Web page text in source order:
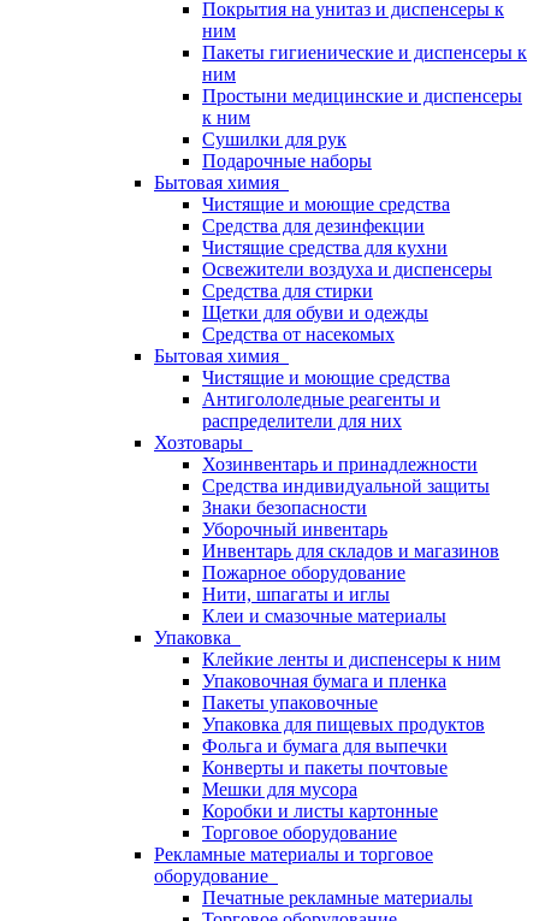
Покрытия на унитаз и диспенсеры к
ним
Пакеты гигиенические и диспенсеры к
ним
Простыни медицинские и диспенсеры
к ним
Сушилки для рук
Подарочные наборы
Бытовая химия
Чистящие и моющие средства
Средства для дезинфекции
Чистящие средства для кухни
Освежители воздуха и диспенсеры
Средства для стирки
Щетки для обуви и одежды
Средства от насекомых
Бытовая химия
Чистящие и моющие средства
Антигололедные реагенты и
распределители для них
Хозтовары
Хозинвентарь и принадлежности
Средства индивидуальной защиты
Знаки безопасности
Уборочный инвентарь
Инвентарь для складов и магазинов
Пожарное оборудование
Нити, шпагаты и иглы
Клеи и смазочные материалы
Упаковка
Клейкие ленты и диспенсеры к ним
Упаковочная бумага и пленка
Пакеты упаковочные
Упаковка для пищевых продуктов
Фольга и бумага для выпечки
Конверты и пакеты почтовые
Мешки для мусора
Коробки и листы картонные
Торговое оборудование
Рекламные материалы и торговое
оборудование
Печатные рекламные материалы